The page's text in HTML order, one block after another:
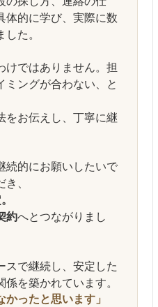
体的に学び、実際に数
た。
けではありません。担
ミングが合わない、と
をお伝えし、丁寧に継
続的にお願いしたいで
、
約へとつながりまし
スで継続し、安定した
を築かれています。
かったと思います」